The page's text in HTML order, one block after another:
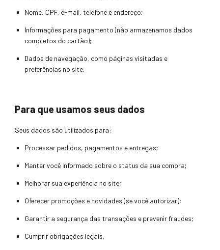
Nome, CPF, e-mail, telefone e endereço;
Informações para pagamento (não armazenamos dados
completos do cartão);
Dados de navegação, como páginas visitadas e
preferências no site.
Para que usamos seus dados
Seus dados são utilizados para:
Processar pedidos, pagamentos e entregas;
Manter você informado sobre o status da sua compra;
Melhorar sua experiência no site;
Oferecer promoções e novidades (se você autorizar);
Garantir a segurança das transações e prevenir fraudes;
Cumprir obrigações legais.